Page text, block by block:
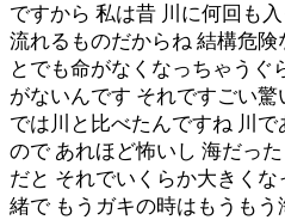
ですから 私は昔 川に何回も
流れるものだからね 結構危険
とでも命がなくなっちゃうぐ
がないんです それですごい
では川と比べたんですね 川
ので あれほど怖いし 海だっ
だと それでいくらか大きく
緒で もうガキの時はもうも